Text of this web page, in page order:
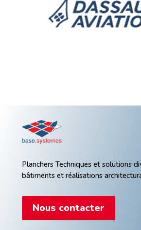
Planchers Techniques et solutions
bâtiments et réalisations
Nous contacter